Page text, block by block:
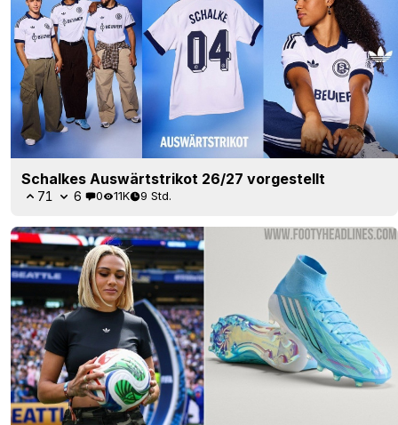
Schalkes Auswärtstrikot 26/27 vorgestellt
71 6 0 11K 9 Std.